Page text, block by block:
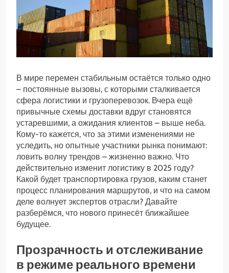
В мире перемен стабильным остаётся только одно
– постоянные вызовы, с которыми сталкивается
сфера логистики и грузоперевозок. Вчера ещё
привычные схемы доставки вдруг становятся
устаревшими, а ожидания клиентов – выше неба.
Кому-то кажется, что за этими изменениями не
уследить, но опытные участники рынка понимают:
ловить волну трендов – жизненно важно. Что
действительно изменит логистику в 2025 году?
Какой будет транспортировка грузов, каким станет
процесс планирования маршрутов, и что на самом
деле волнует экспертов отрасли? Давайте
разберёмся, что нового принесёт ближайшее
будущее.
Прозрачность и отслеживание
в режиме реального времени